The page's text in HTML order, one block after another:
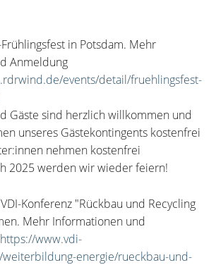
in Potsdam. Mehr
Anmeldung
events/detail/fruehlingsfest-
Gäste sind herzlich willkommen und
unseres Gästekontingents kostenfrei
nehmen kostenfrei
2025 werden wir wieder feiern!
Konferenz "Rückbau und Recycling
Mehr Informationen und
https://www.vdi-
energie/rueckbau-und-